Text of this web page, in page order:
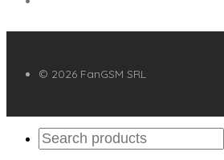
© 2026 FanGSM SRL